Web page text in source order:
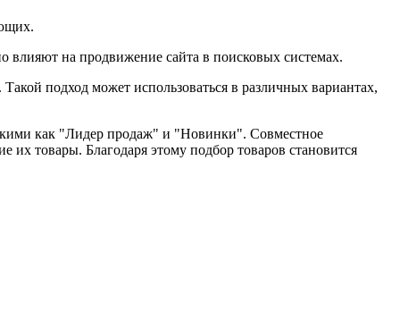
влияют на продвижение сайта в поисковых системах.
подход может использоваться в различных вариантах,
как "Лидер продаж" и "Новинки". Совместное
товары. Благодаря этому подбор товаров становится